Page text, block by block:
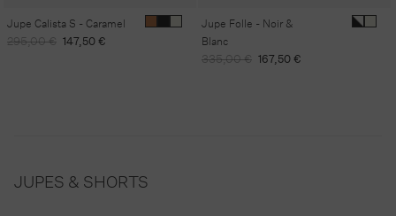
Jupe Calista S - Caramel
Prix
295,00 € Prix
147,50 €
Jupe Folle - Noir &
Blanc
Prix
335,00 € Prix
167,50 €
JUPES & SHORTS